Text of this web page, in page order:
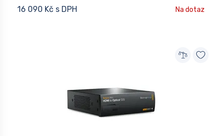
16 090 Kč s DPH Na dotaz